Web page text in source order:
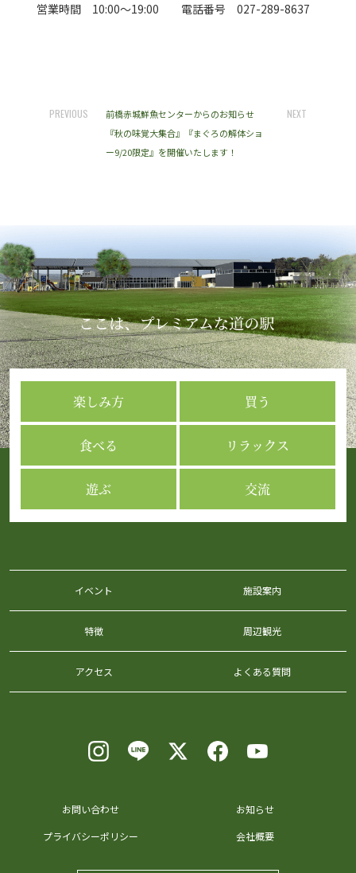
営業時間 10:00～19:00 電話番号 027-289-8637
PREVIOUS
前橋赤城鮮魚センターからのお知らせ
『秋の味覚大集合』『まぐろの解体ショ
ー9/20限定』を開催いたします！
NEXT
楽しみ方 買う
食べる リラックス
遊ぶ 交流
イベント 施設案内
特徴 周辺観光
アクセス よくある質問
お問い合わせ
お知らせ
プライバシーポリシー
会社概要